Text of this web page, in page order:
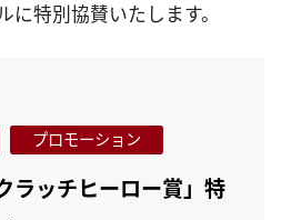
に特別協賛いたします。
プロモーション
ラッチヒーロー賞」特